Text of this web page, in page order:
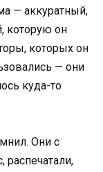
— аккуратный,
которую он
которых он
— они
куда-то
Они с
распечатали,